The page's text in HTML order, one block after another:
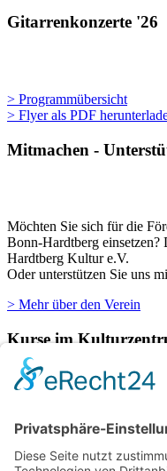
Gitarrenkonzerte '26
> Programmübersicht
> Flyer als PDF
Mitmachen -
Möchten Sie sich für die
Bonn-Hardtberg
Hardtberg Kultur e.V.
Oder unterstützen Sie uns
> Mehr über den Verein
Kurse im
Räumlichkeiten im
> Hier finden Sie eine